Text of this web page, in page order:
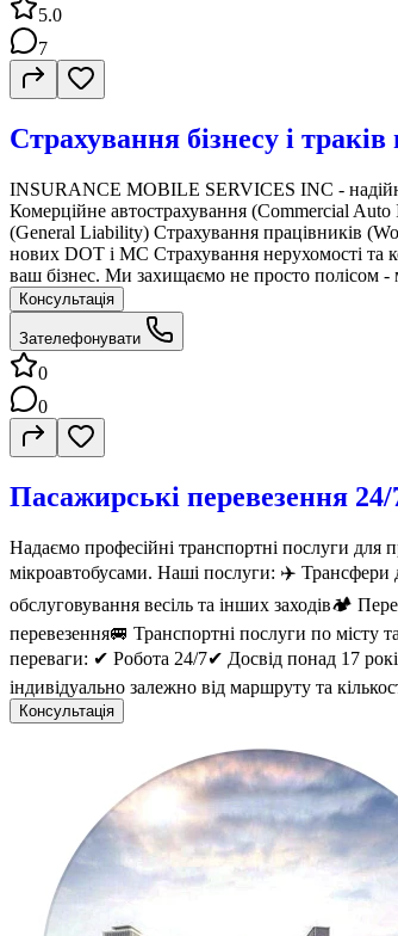
5.0
7
Страхування бізнесу і
INSURANCE MOBILE SERVICES INC -
Комерційне автострахування (Commercial
(General Liability) Страхування працівників
нових DOT і MC Страхування нерухомості
ваш бізнес. Ми захищаємо не просто полісом -
Консультація
Зателефонувати
0
0
Пасажирські перевезення
Надаємо професійні транспортні послуги для
мікроавтобусами. Наші послуги: ✈️ Трансфери
обслуговування весіль та інших заходів🏕️
перевезення🚐 Транспортні послуги по
переваги: ✔ Робота 24/7✔ Досвід понад 17
індивідуально залежно від маршруту та
Консультація